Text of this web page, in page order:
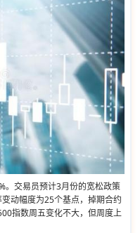
。交易员预计3月份的宽松政策
动幅度为25个基点，掉期合约
指数周五变化不大，但周度上